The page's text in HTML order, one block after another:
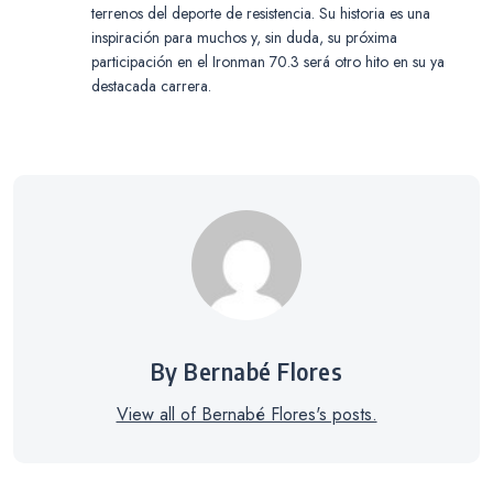
terrenos del deporte de resistencia. Su historia es una
inspiración para muchos y, sin duda, su próxima
participación en el Ironman 70.3 será otro hito en su ya
destacada carrera.
By Bernabé Flores
View all of Bernabé Flores's posts.